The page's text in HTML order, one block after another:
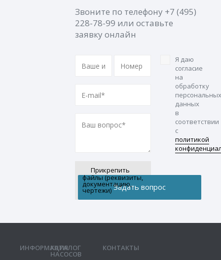
Звоните по телефону +7 (495)
228-78-99 или оставьте
заявку онлайн
Прикрепить
файлы (реквизиты,
документацию,
чертежи)
Я даю
согласие
на
обработку
персональных
данных
в
соответствии
с
политикой
КОНТАКТЫ
ИНФОРМАЦИЯ
КАТАЛОГ
НАСОСОВ